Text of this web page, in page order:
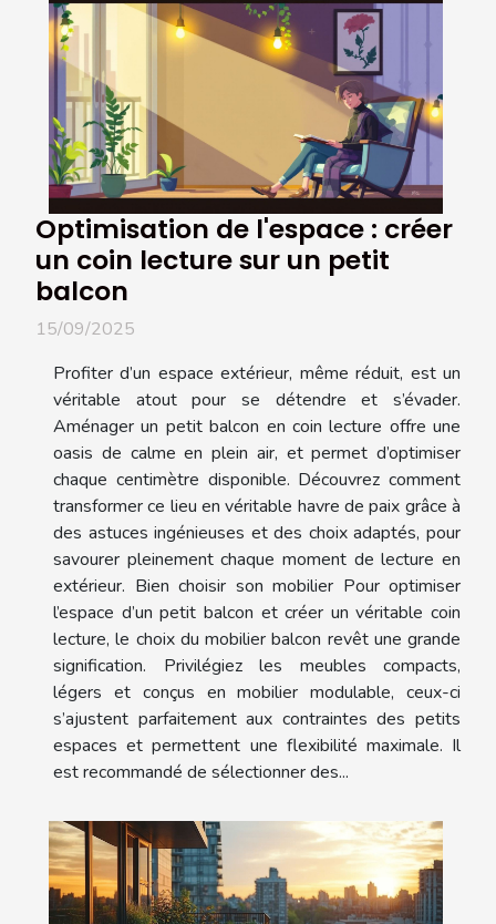
Optimisation de l'espace : créer
un coin lecture sur un petit
balcon
15/09/2025
Profiter d’un espace extérieur, même réduit, est un
véritable atout pour se détendre et s’évader.
Aménager un petit balcon en coin lecture offre une
oasis de calme en plein air, et permet d’optimiser
chaque centimètre disponible. Découvrez comment
transformer ce lieu en véritable havre de paix grâce à
des astuces ingénieuses et des choix adaptés, pour
savourer pleinement chaque moment de lecture en
extérieur. Bien choisir son mobilier Pour optimiser
l’espace d’un petit balcon et créer un véritable coin
lecture, le choix du mobilier balcon revêt une grande
signification. Privilégiez les meubles compacts,
légers et conçus en mobilier modulable, ceux-ci
s’ajustent parfaitement aux contraintes des petits
espaces et permettent une flexibilité maximale. Il
est recommandé de sélectionner des...